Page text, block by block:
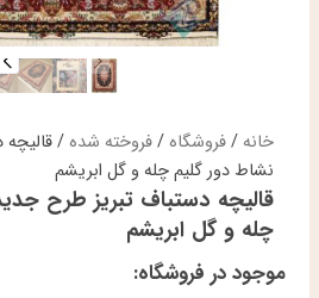
خانه /فروشگاه/فروخته شده/ قالیچه
نشاط دور گلیم چله و گل ابریشم
قالیچه دستباف تبریز طرح
چله و گل ابریشم
موجود در فروشگاه: